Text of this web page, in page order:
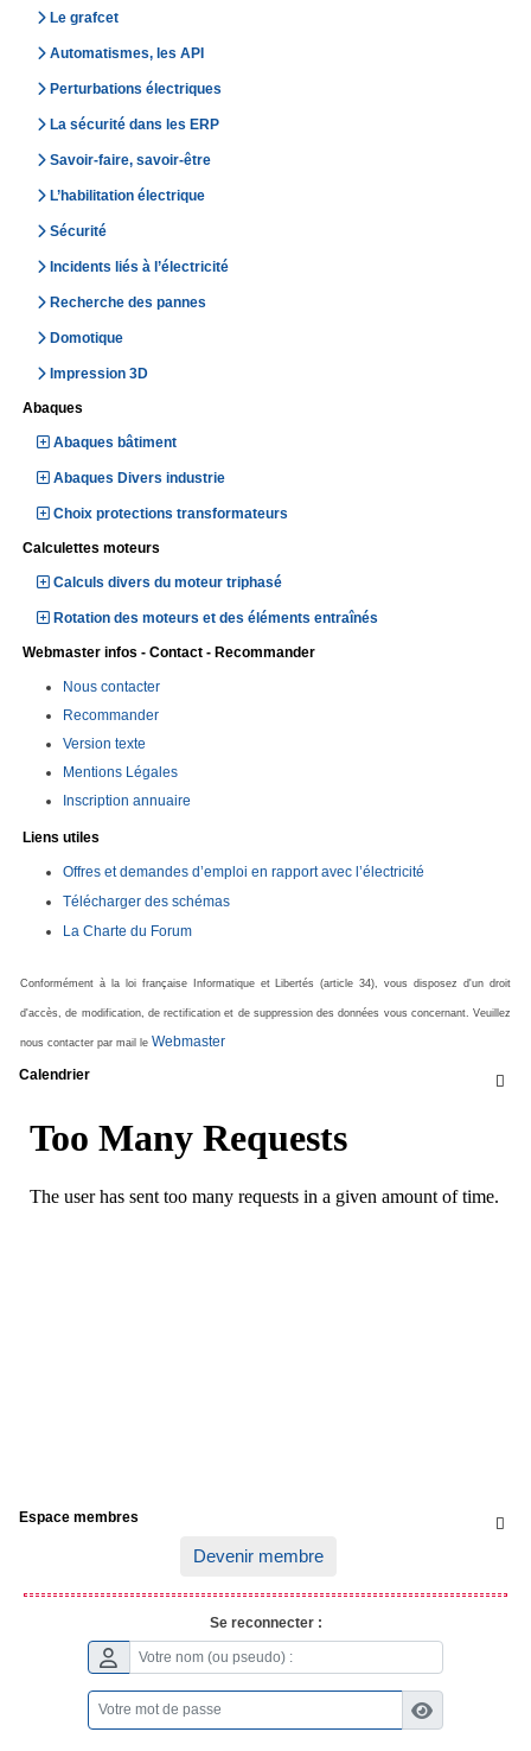
Le grafcet
Automatismes, les API
Perturbations électriques
La sécurité dans les ERP
Savoir-faire, savoir-être
L’habilitation électrique
Sécurité
Incidents liés à l’électricité
Recherche des pannes
Domotique
Impression 3D
Abaques
Abaques bâtiment
Abaques Divers industrie
Choix protections transformateurs
Calculettes moteurs
Calculs divers du moteur triphasé
Rotation des moteurs et des éléments entraînés
Webmaster infos - Contact - Recommander
Nous contacter
Recommander
Version texte
Mentions Légales
Inscription annuaire
Liens utiles
Offres et demandes d’emploi en rapport avec l’électricité
Télécharger des schémas
La Charte du Forum
Conformément à la loi française Informatique et Libertés (article 34), vous disposez d'un droit
d'accès, de modification, de rectification et de suppression des données vous concernant. Veuillez
nous contacter par mail le Webmaster

Calendrier

Espace membres
Devenir membre
Se reconnecter :